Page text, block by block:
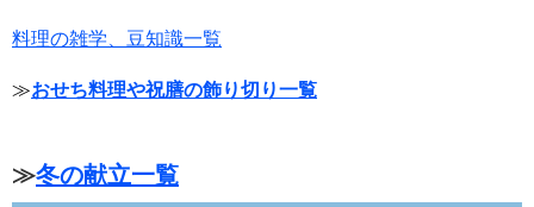
料理の雑学、豆知識一覧
≫おせち料理や祝膳の飾り切り一覧
≫冬の献立一覧